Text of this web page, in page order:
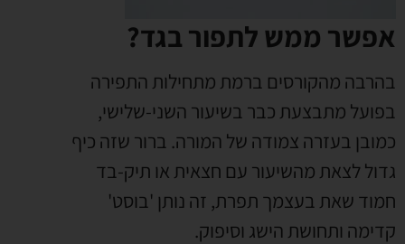
אפשר ממש לתפור בגד?
בהרבה מהקורסים ברמת מתחילות התפירה
בפועל מתבצעת כבר בשיעור השני-שלישי,
כמובן בעזרה צמודה של המורה. ברור שזה כיף
גדול לצאת מהשיעור עם חצאית או תיק-בד
חמוד שאת בעצמך תפרת, זה נותן 'בוסט'
קדימה ותחושת הישג וסיפוק.